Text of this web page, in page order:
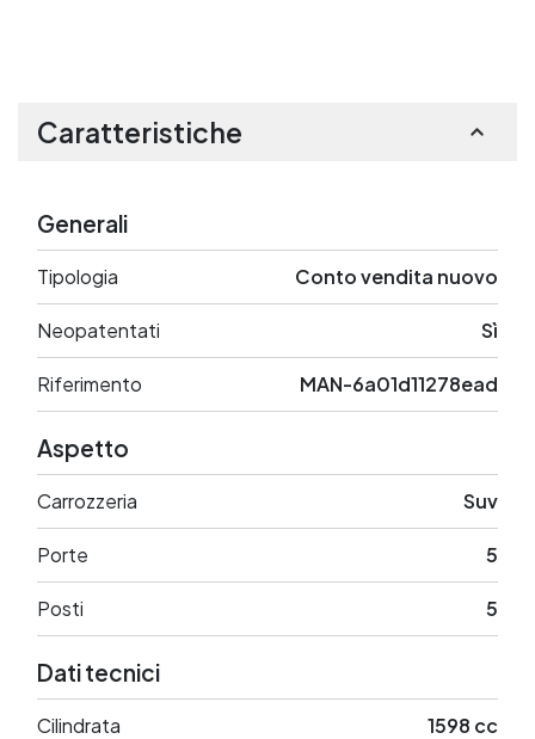
Caratteristiche
Generali
Tipologia Conto vendita nuovo
Neopatentati Sì
Riferimento MAN-6a01d11278ead
Aspetto
Carrozzeria Suv
Porte 5
Posti 5
Dati tecnici
Cilindrata 1598 cc